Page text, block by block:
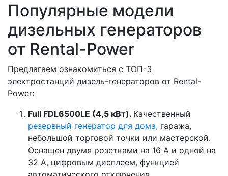
Популярные модели
дизельных генераторов
от Rental-Power
Предлагаем ознакомиться с ТОП-3
электростанций дизель-генераторов от Rental-
Power:
Full FDL6500LE (4,5 кВт). Качественный
резервный генератор для дома, гаража,
небольшой торговой точки или мастерской.
Оснащен двумя розетками на 16 А и одной на
32 А, цифровым дисплеем, функцией